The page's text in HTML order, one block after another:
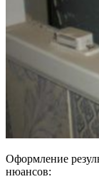
Оформление
нюансов: